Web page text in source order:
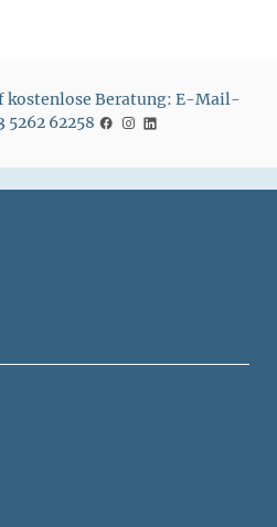
kostenlose Beratung: E-Mail-
5262 62258